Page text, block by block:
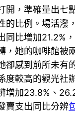
開，準確量出七
的比例。場活潑
同比增加21.2%
，她的咖啡館被
卻感到前所未有
度較高的觀光社
增加23.8%、
賣支出同比分辨